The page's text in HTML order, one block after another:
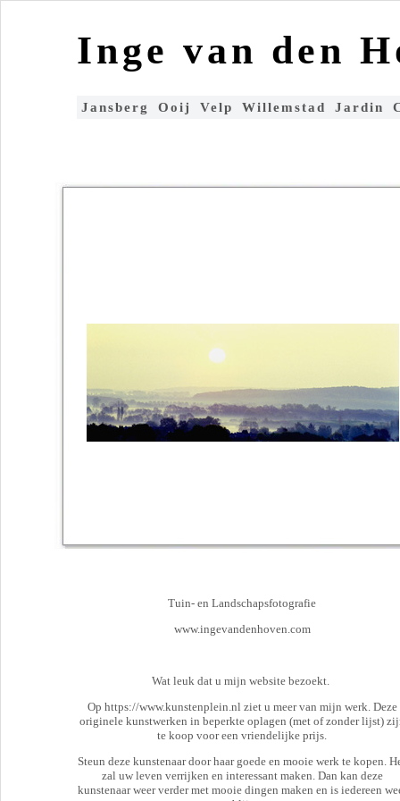
Inge van den
Jansberg Ooij Velp Willemstad Jardin
Tuin- en Landschapsfotografie
www.ingevandenhoven.com
Wat leuk dat u mijn website bezoekt.
Op https://www.kunstenplein.nl ziet u meer van mijn werk. Deze
originele kunstwerken in beperkte oplagen (met of zonder lijst)
te koop voor een vriendelijke prijs.
Steun deze kunstenaar door haar goede en mooie werk te kopen.
zal uw leven verrijken en interessant maken. Dan kan deze
kunstenaar weer verder met mooie dingen maken en is iedereen